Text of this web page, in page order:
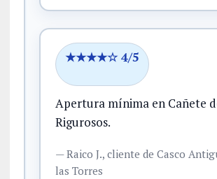
★★★★☆ 4/5
Apertura mínima en Cañete
Rigurosos.
—Raico J., cliente de Casco
las Torres